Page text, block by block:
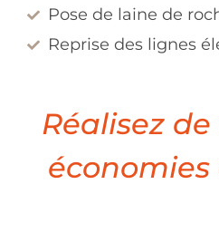
Pose de laine de
Reprise des lignes
Réalisez